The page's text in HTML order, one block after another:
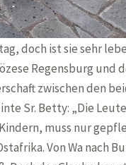
doch ist sie sehr
Regensburg und
zwischen den
Sr. Betty: „Die
muss nur
Von Wa nach